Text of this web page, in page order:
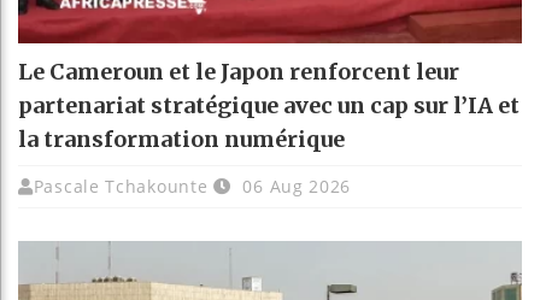
Le Cameroun et le Japon renforcent leur
partenariat stratégique avec un cap sur l’IA et
la transformation numérique
Pascale Tchakounte 06 Aug 2026